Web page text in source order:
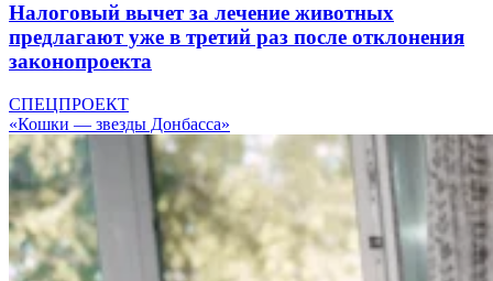
Налоговый вычет за лечение животных
предлагают уже в третий раз после отклонения
законопроекта
СПЕЦПРОЕКТ
«Кошки — звезды Донбасса»